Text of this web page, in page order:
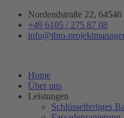
Zum
Inhalt
springen
Nordendstraße 22,
+49 6105 / 275 87 08
info@tbm-
Home
Über uns
Leistungen
Schlüsselfertiges